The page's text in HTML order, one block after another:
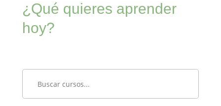
¿Qué quieres aprender
hoy?